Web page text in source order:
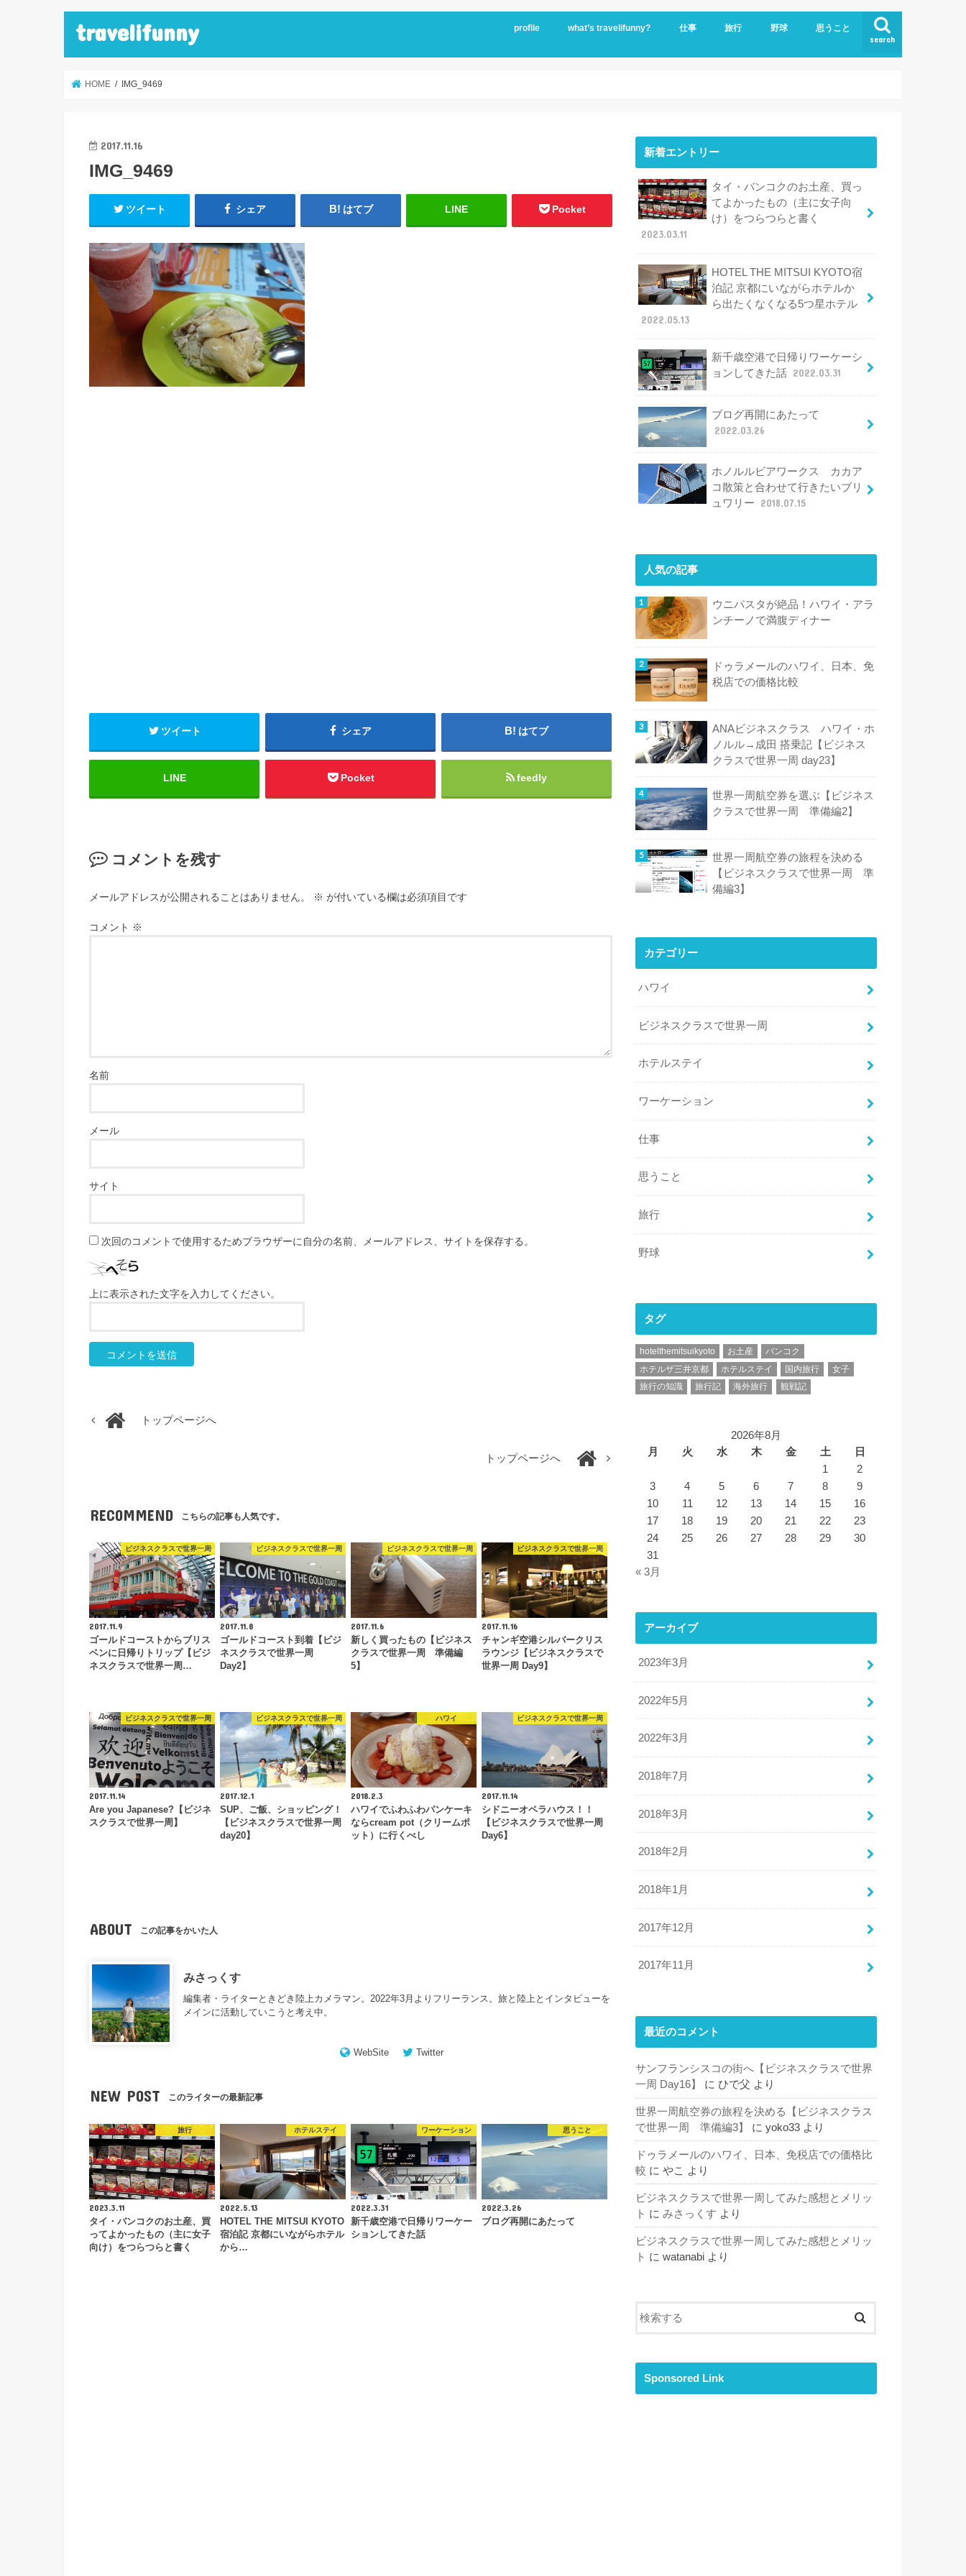
travelifunny search
profile what’s travelifunny? 仕事 旅行
ビジネスクラスで世界一周
ハワイ
野球 思うこと
HOME IMG_9469
2017.11.16
IMG_9469
ツイート シェア はてブ LINE Pocket
ツイート シェア はてブ
LINE Pocket feedly
コメントを残す
メールアドレスが公開されることはありません。 ※ が付いている欄は必須項目です
コメント ※
名前
メール
サイト
次回のコメントで使用するためブラウザーに自分の名前、メールアドレス、サイトを保存する。
上に表示された文字を入力してください。
トップページへ
トップページへ
RECOMMEND こちらの記事も人気です。
ビジネスクラスで世界一周
2017.11.9
ゴールドコーストからブリス
ベンに日帰りトリップ【ビジ
ネスクラスで世界一周…
ビジネスクラスで世界一周
2017.11.8
ゴールドコースト到着【ビジ
ネスクラスで世界一周
Day2】
ビジネスクラスで世界一周
2017.11.6
新しく買ったもの【ビジネス
クラスで世界一周 準備編
5】
ビジネスクラスで世界一周
2017.11.16
チャンギ空港シルバークリス
ラウンジ【ビジネスクラスで
世界一周 Day9】
ビジネスクラスで世界一周
2017.11.14
Are you Japanese?【ビジネ
スクラスで世界一周】
ビジネスクラスで世界一周
2017.12.1
SUP、ご飯、ショッピング！
【ビジネスクラスで世界一周
day20】
ハワイ
2018.2.3
ハワイでふわふわパンケーキ
ならcream pot（クリームポ
ット）に行くべし
ビジネスクラスで世界一周
2017.11.14
シドニーオペラハウス！！
【ビジネスクラスで世界一周
Day6】
ABOUT この記事をかいた人
みさっくす
編集者・ライターときどき陸上カメラマン。2022年3月よりフリーランス。旅と陸上とインタビューを
メインに活動していこうと考え中。
WebSite Twitter
NEW POST このライターの最新記事
旅行
2023.3.11
タイ・バンコクのお土産、買
ってよかったもの（主に女子
向け）をつらつらと書く
ホテルステイ
2022.5.13
HOTEL THE MITSUI KYOTO
宿泊記 京都にいながらホテル
から…
ワーケーション
2022.3.31
新千歳空港で日帰りワーケー
ションしてきた話
思うこと
2022.3.26
ブログ再開にあたって
新着エントリー
タイ・バンコクのお土産、買っ
てよかったもの（主に女子向
け）をつらつらと書く
2023.03.11
HOTEL THE MITSUI KYOTO宿
泊記 京都にいながらホテルか
ら出たくなくなる5つ星ホテル
2022.05.13
新千歳空港で日帰りワーケーシ
ョンしてきた話 2022.03.31
ブログ再開にあたって
2022.03.26
ホノルルビアワークス カカア
コ散策と合わせて行きたいブリ
ュワリー
2018.07.15
人気の記事
ウニパスタが絶品！ハワイ・アラ
ンチーノで満腹ディナー
ドゥラメールのハワイ、日本、免
税店での価格比較
ANAビジネスクラス ハワイ・ホ
ノルル→成田 搭乗記【ビジネス
クラスで世界一周 day23】
世界一周航空券を選ぶ【ビジネス
クラスで世界一周 準備編2】
世界一周航空券の旅程を決める
【ビジネスクラスで世界一周 準
備編3】
カテゴリー
ハワイ
ビジネスクラスで世界一周
ホテルステイ
ワーケーション
仕事
思うこと
旅行
野球
タグ
hotelthemitsuikyoto お土産
バンコク
ホテルザ三井京都
ホテルステイ 国内旅行
女子
旅行の知識
旅行記 海外旅行 観戦記
2026年8月
月
火 水 木 金 土
日
1
2
3
4 5 6 7 8
9
10
11 12 13 14 15
16
17
18 19 20 21 22
23
24
25 26 27 28 29
30
31
« 3月
アーカイブ
2023年3月
2022年5月
2022年3月
2018年7月
2018年3月
2018年2月
2018年1月
2017年12月
2017年11月
最近のコメント
サンフランシスコの街へ【ビジネスクラスで世界
一周 Day16】
に ひで父 より
世界一周航空券の旅程を決める【ビジネスクラス
で世界一周 準備編3】
に yoko33 より
ドゥラメールのハワイ、日本、免税店での価格比
較 に やこ より
ビジネスクラスで世界一周してみた感想とメリッ
ト に みさっくす より
ビジネスクラスで世界一周してみた感想とメリッ
ト に watanabi より
Sponsored Link